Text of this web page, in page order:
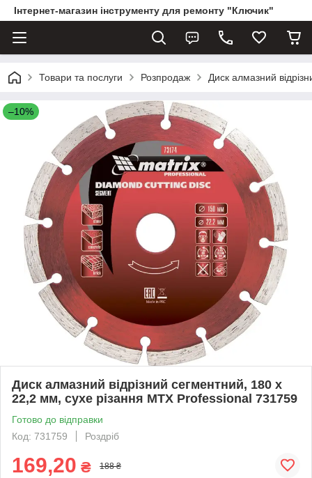
Інтернет-магазин інструменту для ремонту "Ключик"
Товари та послуги Розпродаж Диск алмазний
–10%
Диск алмазний відрізний сегментний, 180 х
22,2 мм, сухе різання MTX Professional 731759
Готово до відправки
Код: 731759
Роздріб
169,20 ₴ 188 ₴